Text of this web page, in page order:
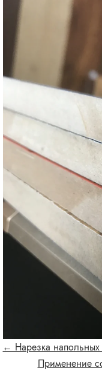
← Нарезка напольных
Применение